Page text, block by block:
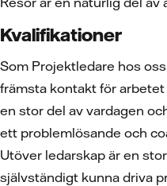
Kvalifikationer
Som Projektledare hos
främsta kontakt för
en stor del av vardagen
ett problemlösande och
Utöver ledarskap är en
självständigt kunna driva